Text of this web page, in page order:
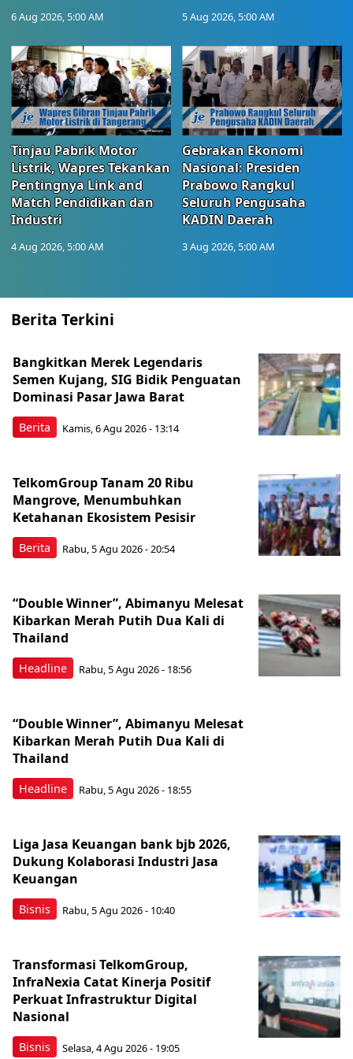
6 Aug 2026, 5:00 AM 5 Aug 2026, 5:00 AM
Tinjau Pabrik Motor
Listrik, Wapres Tekankan
Pentingnya Link and
Match Pendidikan dan
Industri
4 Aug 2026, 5:00 AM
Gebrakan Ekonomi
Nasional: Presiden
Prabowo Rangkul
Seluruh Pengusaha
KADIN Daerah
3 Aug 2026, 5:00 AM
Berita Terkini
Berita
Bangkitkan Merek Legendaris
Semen Kujang, SIG Bidik Penguatan
Dominasi Pasar Jawa Barat
Kamis, 6 Agu 2026 - 13:14
Berita
TelkomGroup Tanam 20 Ribu
Mangrove, Menumbuhkan
Ketahanan Ekosistem Pesisir
Rabu, 5 Agu 2026 - 20:54
Headline
“Double Winner”, Abimanyu Melesat
Kibarkan Merah Putih Dua Kali di
Thailand
Rabu, 5 Agu 2026 - 18:56
Headline
“Double Winner”, Abimanyu Melesat
Kibarkan Merah Putih Dua Kali di
Thailand
Rabu, 5 Agu 2026 - 18:55
Bisnis
Liga Jasa Keuangan bank bjb 2026,
Dukung Kolaborasi Industri Jasa
Keuangan
Rabu, 5 Agu 2026 - 10:40
Bisnis
Transformasi TelkomGroup,
InfraNexia Catat Kinerja Positif
Perkuat Infrastruktur Digital
Nasional
Selasa, 4 Agu 2026 - 19:05